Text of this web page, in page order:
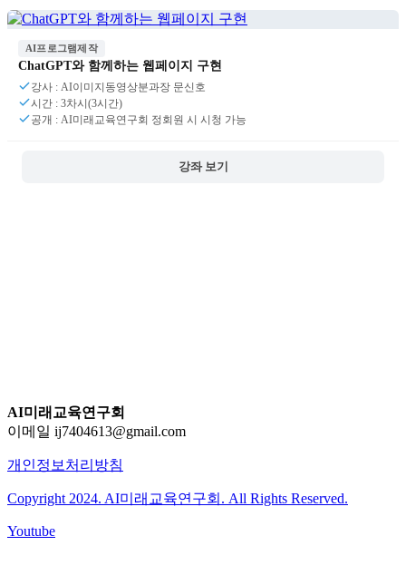
AI프로그램제작
ChatGPT와 함께하는 웹페이지 구현
강사 : AI이미지동영상분과장 문신호
시간 : 3차시(3시간)
공개 : AI미래교육연구회 정회원 시 시청 가능
강좌 보기
AI미래교육연구회
이메일 ij7404613@gmail.com
개인정보처리방침
Copyright 2024. AI미래교육연구회. All Rights Reserved.
Youtube